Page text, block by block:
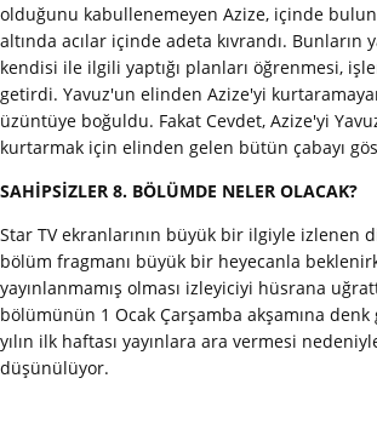
olduğunu kabullenemeyen Azize, içinde
altında acılar içinde adeta kıvrandı. Bunların
kendisi ile ilgili yaptığı planları öğrenmesi,
getirdi. Yavuz'un elinden Azize'yi
üzüntüye boğuldu. Fakat Cevdet, Azize'yi
kurtarmak için elinden gelen bütün çabayı
SAHİPSİZLER 8. BÖLÜMDE NELER OLACAK?
Star TV ekranlarının büyük bir ilgiyle izlenen
bölüm fragmanı büyük bir heyecanla
yayınlanmamış olması izleyiciyi hüsrana
bölümünün 1 Ocak Çarşamba akşamına
yılın ilk haftası yayınlara ara vermesi
düşünülüyor.